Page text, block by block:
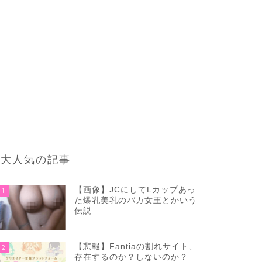
大人気の記事
1
【画像】JCにしてLカップあっ
た爆乳美乳のバカ女王とかいう
伝説
2
【悲報】Fantiaの割れサイト、
存在するのか？しないのか？